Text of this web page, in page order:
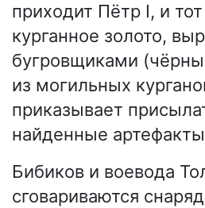
приходит Пётр I, и
курганное золото,
бугровщиками
из могильных
приказывает
найденные
Бибиков и воевода
сговариваются